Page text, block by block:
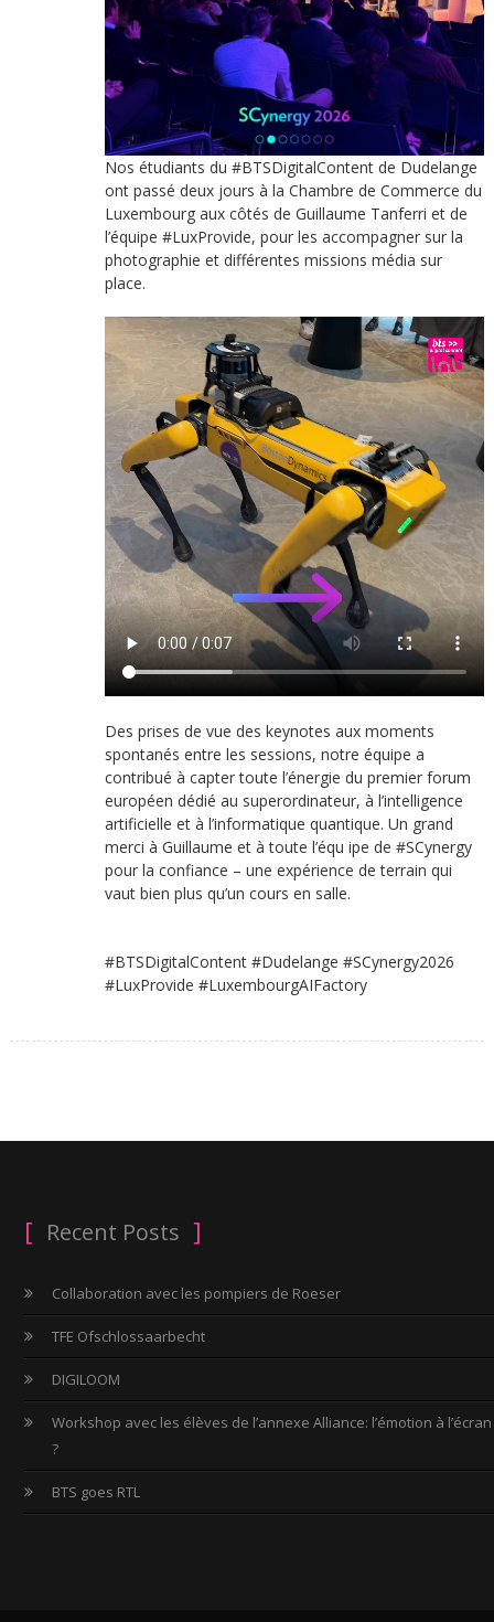
Nos étudiants du #BTSDigitalContent de Dudelange
ont passé deux jours à la Chambre de Commerce du
Luxembourg aux côtés de Guillaume Tanferri et de
l’équipe #LuxProvide, pour les accompagner sur la
photographie et différentes missions média sur
place.
Des prises de vue des keynotes aux moments
spontanés entre les sessions, notre équipe a
contribué à capter toute l’énergie du premier forum
européen dédié au superordinateur, à l’intelligence
artificielle et à l’informatique quantique. Un grand
merci à Guillaume et à toute l’équ ipe de #SCynergy
pour la confiance – une expérience de terrain qui
vaut bien plus qu’un cours en salle.
#BTSDigitalContent #Dudelange #SCynergy2026
#LuxProvide #LuxembourgAIFactory
Recent Posts
Collaboration avec les pompiers de Roeser
TFE Ofschlossaarbecht
DIGILOOM
Workshop avec les élèves de l’annexe Alliance: l’émotion à l’écran
?
BTS goes RTL